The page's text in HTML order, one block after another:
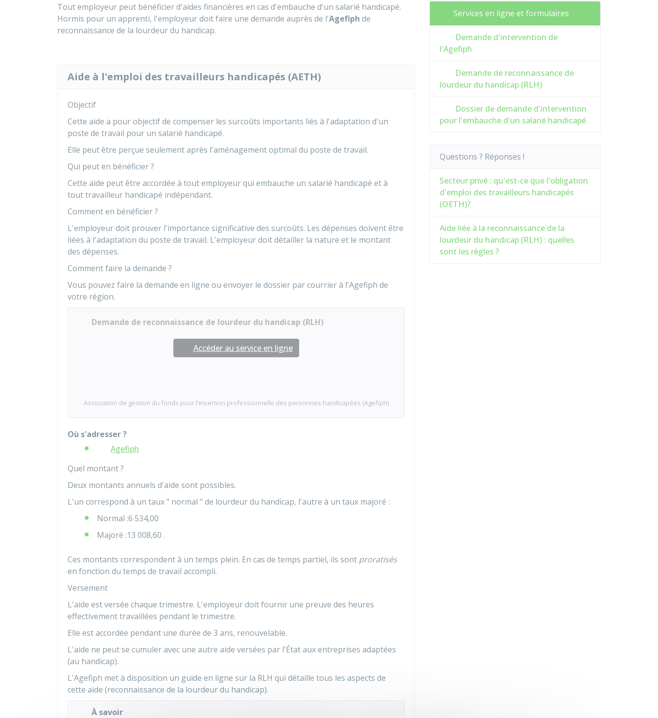
Tout employeur peut bénéficier d'aides financières en cas d'embauche d'un salarié handicapé.
Hormis pour un apprenti, l'employeur doit faire une demande auprès de l'Agefiph de
reconnaissance de la lourdeur du handicap.
Aide à l'emploi des travailleurs handicapés (AETH)
Objectif
Cette aide a pour objectif de compenser les surcoûts importants liés à l'adaptation d'un
poste de travail pour un salarié handicapé.
Elle peut être perçue seulement après l'aménagement optimal du poste de travail.
Qui peut en bénéficier ?
Cette aide peut être accordée à tout employeur qui embauche un salarié handicapé et à
tout travailleur handicapé indépendant.
Comment en bénéficier ?
L'employeur doit prouver l'importance significative des surcoûts. Les dépenses doivent être
liées à l'adaptation du poste de travail. L'employeur doit détailler la nature et le montant
des dépenses.
Comment faire la demande ?
Vous pouvez faire la demande en ligne ou envoyer le dossier par courrier à l'Agefiph de
votre région.
Demande de reconnaissance de lourdeur du handicap (RLH)
Accéder au service en ligne
Association de gestion du fonds pour l'insertion professionnelle des personnes handicapées (Agefiph)
Où s'adresser ?
Agefiph
Quel montant ?
Deux montants annuels d'aide sont possibles.
L'un correspond à un taux " normal " de lourdeur du handicap, l'autre à un taux majoré :
Normal :6 534,00
Majoré :13 008,60 .
Ces montants correspondent à un temps plein. En cas de temps partiel, ils sont proratisés
en fonction du temps de travail accompli.
Versement
L'aide est versée chaque trimestre. L'employeur doit fournir une preuve des heures
effectivement travaillées pendant le trimestre.
Elle est accordée pendant une durée de 3 ans, renouvelable.
L'aide ne peut se cumuler avec une autre aide versées par l'État aux entreprises adaptées
(au handicap).
L'Agefiph met à disposition un guide en ligne sur la RLH qui détaille tous les aspects de
cette aide (reconnaissance de la lourdeur du handicap).
À savoir
Services en ligne et formulaires
Demande d'intervention de
l'Agefiph
Demande de reconnaissance de
lourdeur du handicap (RLH)
Dossier de demande d'intervention
pour l'embauche d'un salarié handicapé
Questions ? Réponses !
Secteur privé : qu'est-ce que l'obligation
d'emploi des travailleurs handicapés
(OETH)?
Aide liée à la reconnaissance de la
lourdeur du handicap (RLH) : quelles
sont les règles ?